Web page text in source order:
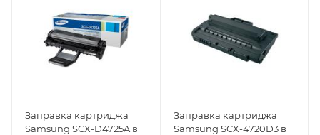
Заправка картриджа
Samsung SCX-D4725A в
Заправка картриджа
Samsung SCX-4720D3 в